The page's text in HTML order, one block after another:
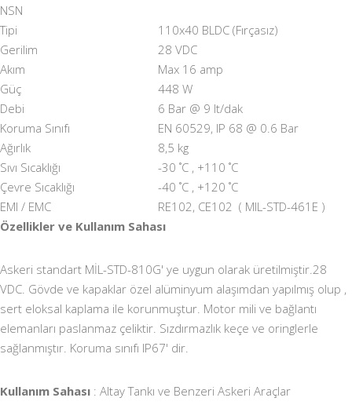
NSN
Tipi
110x40 BLDC (Fırçasız)
Gerilim
28 VDC
Akım
Max 16 amp
Güç
448 W
Debi
6 Bar @ 9 lt/dak
Koruma Sınıfı
EN 60529, IP 68 @ 0.6 Bar
Ağırlık
8,5 kg
Sıvı Sıcaklığı
-30 ˚C , +110 ˚C
Çevre Sıcaklığı
-40 ˚C , +120 ˚C
EMI / EMC
RE102, CE102 ( MIL-STD-461E )
Özellikler ve Kullanım Sahası
Askeri standart MİL-STD-810G' ye uygun olarak üretilmiştir.28
VDC. Gövde ve kapaklar özel alüminyum alaşımdan yapılmış olup ,
sert eloksal kaplama ile korunmuştur. Motor mili ve bağlantı
elemanları paslanmaz çeliktir. Sızdırmazlık keçe ve oringlerle
sağlanmıştır. Koruma sınıfı IP67' dir.
Kullanım Sahası : Altay Tankı ve Benzeri Askeri Araçlar